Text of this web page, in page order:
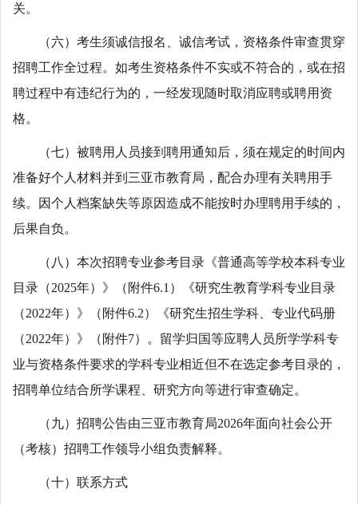
关。
（六）考生须诚信报名、诚信考试，资格条件审查贯穿
招聘工作全过程。如考生资格条件不实或不符合的，或在招
聘过程中有违纪行为的，一经发现随时取消应聘或聘用资
格。
（七）被聘用人员接到聘用通知后，须在规定的时间内
准备好个人材料并到三亚市教育局，配合办理有关聘用手
续。因个人档案缺失等原因造成不能按时办理聘用手续的，
后果自负。
（八）本次招聘专业参考目录《普通高等学校本科专业
目录（2025年）》（附件6.1）《研究生教育学科专业目录
（2022年）》（附件6.2）《研究生招生学科、专业代码册
（2022年）》（附件7）。留学归国等应聘人员所学学科专
业与资格条件要求的学科专业相近但不在选定参考目录的，
招聘单位结合所学课程、研究方向等进行审查确定。
（九）招聘公告由三亚市教育局2026年面向社会公开
（考核）招聘工作领导小组负责解释。
（十）联系方式